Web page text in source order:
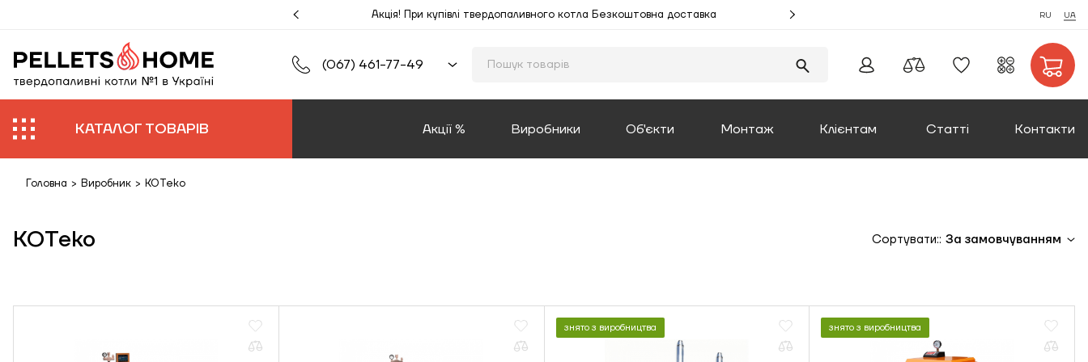
Акція! При купівлі твердопаливного котла Безкоштовна доставка Акція! Замовляйте монтаж котлів та отримуйте
RU UA
(067) 461-77-49
КАТАЛОГ ТОВАРІВ Акції % Виробники Об'єкти Монтаж Клієнтам
Повернення товару
Сертифікати
Статті Контакти
Головна > Виробник > KOTeko
KOTeko Сортувати:: За замовчуванням
знято з виробництва знято з виробництва